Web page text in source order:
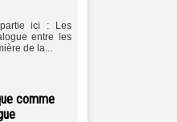
ici : Les
entre les
de la...
comme